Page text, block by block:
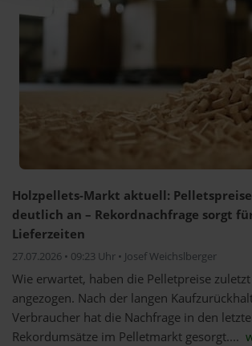
Holzpellets-Markt aktuell:
deutlich an – Rekordnachfrage sorgt
Lieferzeiten
27.07.2026 • 09:23 Uhr • Josef Weichslberger
Wie erwartet, haben die Pelletpreise
angezogen. Nach der langen
Verbraucher hat die Nachfrage in den
Rekordumsätze im Pelletmarkt gesorgt....